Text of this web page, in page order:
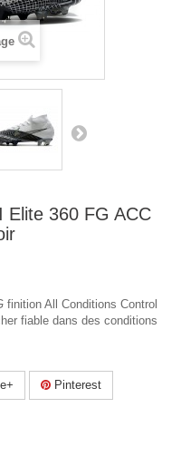
Elite 360 FG ACC
finition All Conditions Control
fiable dans des conditions
Pinterest